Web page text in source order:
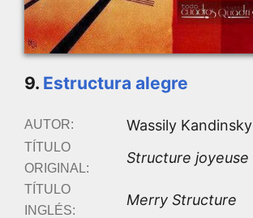
9. Estructura alegre
AUTOR: Wassily Kandinsky
TÍTULO
ORIGINAL:
Structure joyeuse
TÍTULO
INGLÉS:
Merry Structure